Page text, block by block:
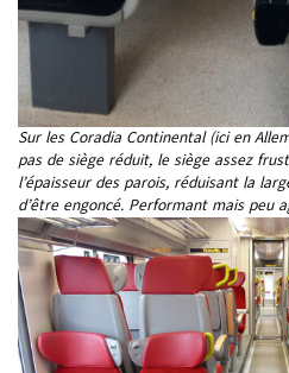
Sur les Coradia Continental (ici en
pas de siège réduit, le siège assez
l’épaisseur des parois, réduisant la
d’être engoncé. Performant mais peu